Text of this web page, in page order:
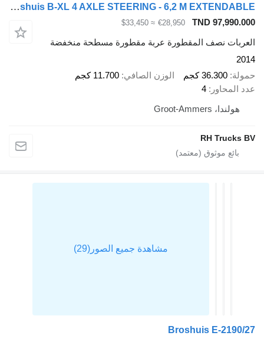
Broshuis B-XL 4 AXLE STEERING - 6,2 M EXTENDABLE
TND 97,990.000
€28,950
≈ $33,450
العربات نصف المقطورة عربة مقطورة مسطحة منخفضة
2014
حمولة 36.300 كجم الوزن الصافي 11.700 كجم
عدد المحاور
4
هولندا، Groot-Ammers
RH Trucks BV
Broshuis E-2190/27